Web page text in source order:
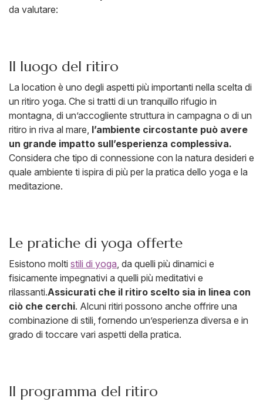
da valutare:
Il luogo del ritiro
La location è uno degli aspetti più importanti nella scelta di
un ritiro yoga. Che si tratti di un tranquillo rifugio in
montagna, di un’accogliente struttura in campagna o di un
ritiro in riva al mare, l’ambiente circostante può avere
un grande impatto sull’esperienza complessiva.
Considera che tipo di connessione con la natura desideri e
quale ambiente ti ispira di più per la pratica dello yoga e la
meditazione.
Le pratiche di yoga offerte
Esistono molti stili di yoga , da quelli più dinamici e
fisicamente impegnativi a quelli più meditativi e
rilassanti.Assicurati che il ritiro scelto sia in linea con
ciò che cerchi. Alcuni ritiri possono anche offrire una
combinazione di stili, fornendo un’esperienza diversa e in
grado di toccare vari aspetti della pratica.
Il programma del ritiro